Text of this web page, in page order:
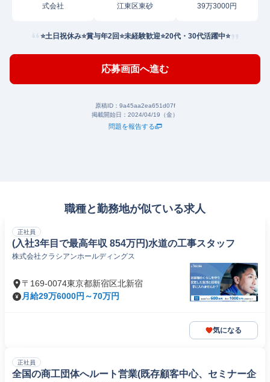
式会社 江東区東砂 39万3000円
⭐土日祝休み⭐賞与年2回⭐未経験歓迎⭐20代・30代活躍中⭐
応募画面へ進む
原稿ID： 9a45aa2ea651d07f
掲載開始日： 2024/04/19（金）
問題を報告する
職種と勤務地が似ている求人
正社員
(入社3年目で最高年収 854万円)水道の工事スタッフ
株式会社クラシアンホールディングス
〒169-0074東京都新宿区北新宿
月給29万6000円～70万円
気になる
正社員
全国の商工団体へルート営業(既存顧客中心、セミナー企